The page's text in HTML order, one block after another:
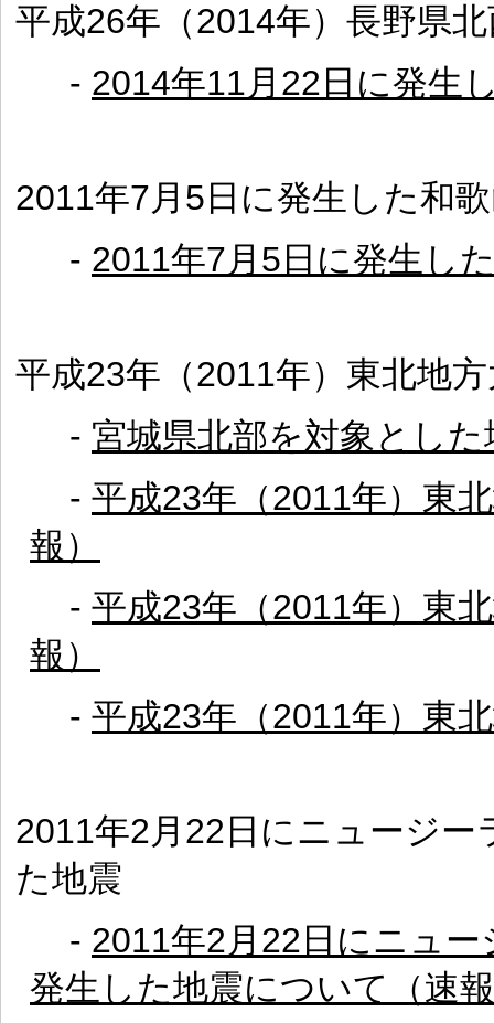
平成26年（2014年）長野県
- 2014年11月22日に発生
2011年7月5日に発生した和
- 2011年7月5日に発生し
平成23年（2011年）東北地
- 宮城県北部を対象とし
- 平成23年（2011年）東
報）
- 平成23年（2011年）東
報）
- 平成23年（2011年）東
2011年2月22日にニュージ
た地震
- 2011年2月22日にニュ
発生した地震について（速